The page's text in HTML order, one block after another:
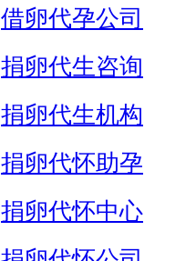
借卵代孕公司
捐卵代生咨询
捐卵代生机构
捐卵代怀助孕
捐卵代怀中心